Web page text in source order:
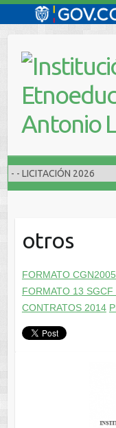
contenido
otros
FORMATO
FORMATO 13
CONTRATOS 2014